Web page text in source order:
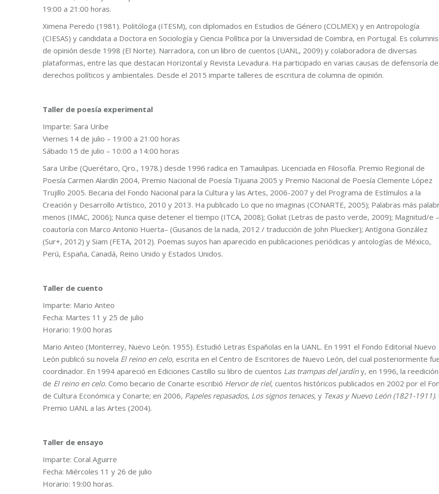
19:00 a 21:00 horas.
Ximena Peredo (1981). Politóloga (ITESM), con diplomados en Estudios de Género (COLMEX) y en Antropología
(CIESAS) y candidata a Doctora en Sociología y Ciencia Política por la Universidad de Coimbra, en Portugal. Es
de opinión desde 1998 (El Norte). Narradora, con un libro de cuentos (UANL, 2009) y colaboradora de diversas
plataformas, entre las que destacan Horizontal y Revista Levadura. Ha participado en varias causas de defensoría de
derechos políticos y ambientales. Desde el 2015 imparte talleres de escritura de columna de opinión.
Taller de poesía experimental
Imparte: Sara Uribe
Viernes 14 de julio – 19:00 a 21:00 horas
Sábado 15 de julio – 10:00 a 14:00 horas
Sara Uribe (Querétaro, Qro., 1978.) desde 1996 radica en Tamaulipas. Licenciada en Filosofía. Premio Regional de
Poesía Carmen Alardín 2004, Premio Nacional de Poesía Tijuana 2005 y Premio Nacional de Poesía Clemente López
Trujillo 2005. Becaria del Fondo Nacional para la Cultura y las Artes, 2006-2007 y del Programa de Estímulos a la
Creación y Desarrollo Artístico, 2010 y 2013. Ha publicado Lo que no imaginas (CONARTE, 2005); Palabras más
menos (IMAC, 2006); Nunca quise detener el tiempo (ITCA, 2008); Goliat (Letras de pasto verde, 2009); Magnitud/e
coautoría con Marco Antonio Huerta– (Gusanos de la nada, 2012 / traducción de John Pluecker); Antígona González
(Sur+, 2012) y Siam (FETA, 2012). Poemas suyos han aparecido en publicaciones periódicas y antologías de México,
Perú, España, Canadá, Reino Unido y Estados Unidos.
Taller de cuento
Imparte: Mario Anteo
Fecha: Martes 11 y 25 de julio
Horario: 19:00 horas
Mario Anteo (Monterrey, Nuevo León. 1955). Estudió Letras Españolas en la UANL. En 1991 el Fondo Editorial Nuevo
León publicó su novela El reino en celo, escrita en el Centro de Escritores de Nuevo León, del cual posteriormente
coordinador. En 1994 apareció en Ediciones Castillo su libro de cuentos Las trampas del jardíny, en 1996, la reedición
de El reino en celo. Como becario de Conarte escribió Hervor de riel, cuentos históricos publicados en 2002 por el
de Cultura Económica y Conarte; en 2006, Papeles repasados, Los signos tenaces, y Texas y Nuevo León (1821-1911).
Premio UANL a las Artes (2004).
Taller de ensayo
Imparte: Coral Aguirre
Fecha: Miércoles 11 y 26 de julio
Horario: 19:00 horas.